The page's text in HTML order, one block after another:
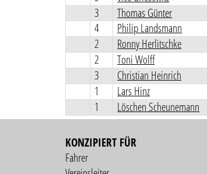
3
Thomas Günter
4
Philip Landsmann
2
Ronny Herlitschke
2
Toni Wolff
3
Christian Heinrich
1
Lars Hinz
1
Löschen Scheunemann
KONZIPIERT FÜR
Fahrer